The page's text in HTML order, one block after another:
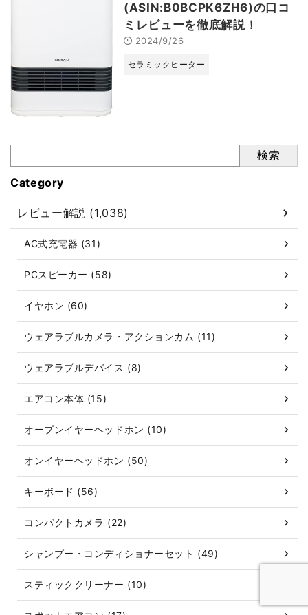
(ASIN:B0BCPK6ZH6)の口コ
ミレビューを徹底解説！
2024/9/26
セラミックヒーター
検索
Category
レビュー解説 (1,038)
AC式充電器 (31)
PCスピーカー (58)
イヤホン (60)
ウェアラブルカメラ・アクションカム (11)
ウェアラブルデバイス (8)
エアコン本体 (15)
オープンイヤーヘッドホン (10)
オンイヤーヘッドホン (50)
キーボード (56)
コンパクトカメラ (22)
シャンプー・コンディショナーセット (49)
スティッククリーナー (10)